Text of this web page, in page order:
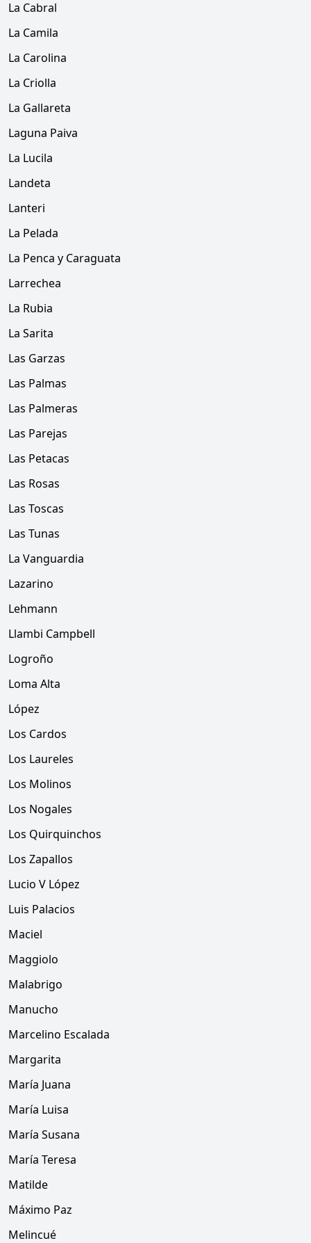
La Cabral
La Camila
La Carolina
La Criolla
La Gallareta
Laguna Paiva
La Lucila
Landeta
Lanteri
La Pelada
La Penca y Caraguata
Larrechea
La Rubia
La Sarita
Las Garzas
Las Palmas
Las Palmeras
Las Parejas
Las Petacas
Las Rosas
Las Toscas
Las Tunas
La Vanguardia
Lazarino
Lehmann
Llambi Campbell
Logroño
Loma Alta
López
Los Cardos
Los Laureles
Los Molinos
Los Nogales
Los Quirquinchos
Los Zapallos
Lucio V López
Luis Palacios
Maciel
Maggiolo
Malabrigo
Manucho
Marcelino Escalada
Margarita
María Juana
María Luisa
María Susana
María Teresa
Matilde
Máximo Paz
Melincué